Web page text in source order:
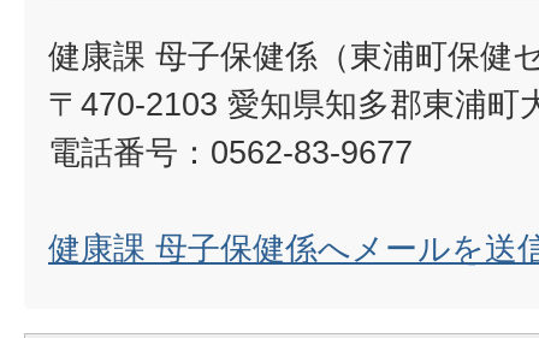
健康課 母子保健係（東浦町保健
〒470-2103 愛知県知多郡東浦町
電話番号：0562-83-9677
健康課 母子保健係へメールを送